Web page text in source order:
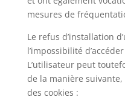
mesures de
Le refus d’installation
l’impossibilité
L’utilisateur peut
de la manière
des cookies :